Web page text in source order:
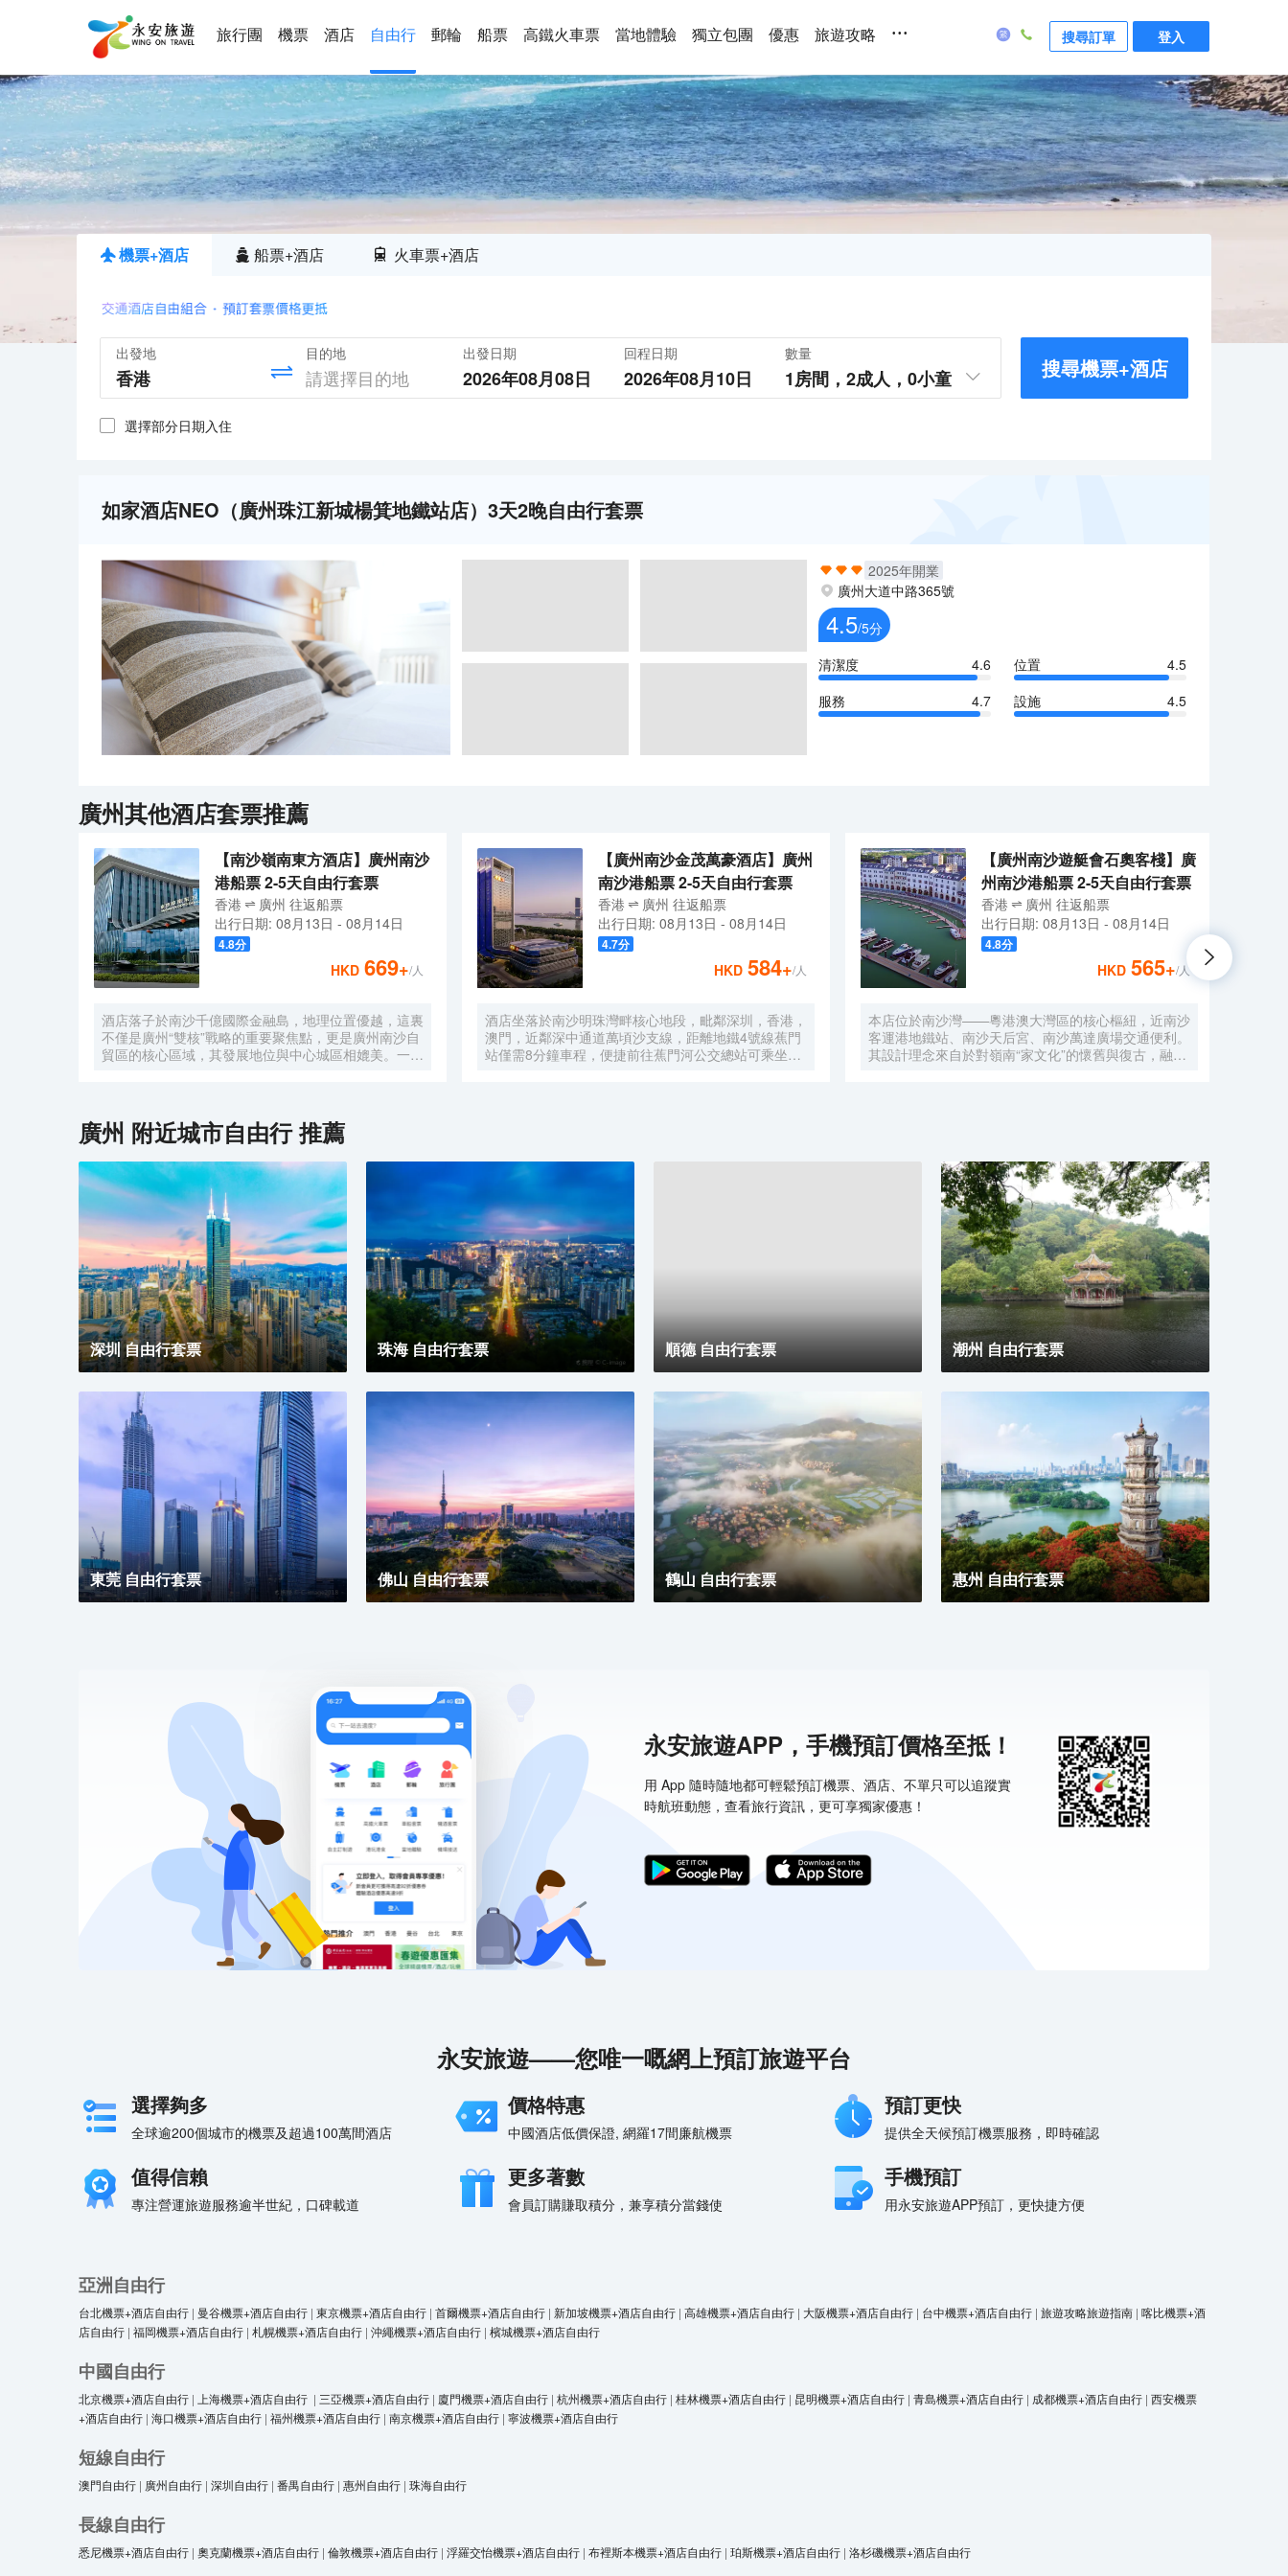
旅行團 機票 酒店 自由行 郵輪 船票 高鐵火車票 當地體驗 獨立包團 優惠 旅遊攻略 ... 搜尋訂單 登入
機票+酒店 船票+酒店 火車票+酒店
出發地 目的地 出發日期
2026年08月08日
回程日期
2026年08月10日
數量
1房間， 2成人， 0小童 搜尋機票+酒店
選擇部分日期入住
如家酒店NEO（廣州珠江新城楊箕地鐵站店）3天2晚自由行套票
2025年開業
廣州大道中路365號
4.5/5分
清潔度
4.6 位置
4.5
服務
4.7 設施 4.5
廣州其他酒店套票推薦
【南沙嶺南東方酒店】廣州南沙
港船票 2-5天自由行套票
香港 廣州 往返船票
出行日期: 08月13日 - 08月14日
4.8分
HKD 669+/人
酒店落子於南沙千億國際金融島，地理位置優越，這裏
不僅是廣州“雙核”戰略的重要聚焦點，更是廣州南沙自
貿區的核心區域，其發展地位與中心城區相媲美。一小
含西式願景——Amazing（令人驚歎），
Astonishing（令人震撼），隱含着酒店將成為南沙乃
至全球矚目的中式美學新地標的美好期許。 酒店作為
南沙國際會展中心綜合體重要組成部分，以“木棉花
開，鴻翔海絲”之設計理念，以大灣區金融新地標之姿
態，締造南沙“立足灣區、協同港澳、面向世界”的實踐
範本。
【廣州南沙金茂萬豪酒店】廣州
南沙港船票 2-5天自由行套票
香港 廣州 往返船票
出行日期: 08月13日 - 08月14日
4.7分
HKD 584+/人
酒店坐落於南沙明珠灣畔核心地段，毗鄰深圳，香港，
澳門，近鄰深中通道萬頃沙支線，距離地鐵4號線蕉門
站僅需8分鐘車程，便捷前往蕉門河公交總站可乘坐機
代經典與優雅，滿足休閒賓客對在地文化的探索與體
驗。配備粵式風味的林苑中餐廳、中西結合的漁人碼頭
珍饈美饌。酒店擁有馬丁叔叔的農場，小朋友們可盡情
與小動物們互動亦或參與馬丁叔叔課堂，共度愉快的親
子時光。同時，酒店擁有1,600平方米的宴會及會議場
地以及寬敞的戶外草坪，可滿足不同的會議及宴會需
求，無論商務出行亦或休閒旅遊期待與您共赴南沙，遇
見另一種可能。
【廣州南沙遊艇會石奧客棧】廣
州南沙港船票 2-5天自由行套票
香港 廣州 往返船票
出行日期: 08月13日 - 08月14日
4.8分
HKD 565+/人
本店位於南沙灣——粵港澳大灣區的核心樞紐，近南沙
客運港地鐵站、南沙天后宮、南沙萬達廣場交通便利。
其設計理念來自於對嶺南“家文化”的懷舊與復古，融合
室，主要提供早餐、茶點、飲品、簡餐等服務；同時亦
與中國大陸獲得“五金錨”獎的南沙遊艇會提供宴會/婚
宴/會議、中西式餐飲、遊艇觀光/租賃、帆船租賃/體
驗、遊艇帆船駕證考取等不同種服務功能，打造出一種
特色的休閒度假空間。
廣州 附近城市自由行 推薦
深圳 自由行套票 珠海 自由行套票 順德 自由行套票 潮州 自由行套票
東莞 自由行套票 佛山 自由行套票 鶴山 自由行套票 惠州 自由行套票
永安旅遊APP，手機預訂價格至抵！
用 App 隨時隨地都可輕鬆預訂機票、酒店、不單只可以追蹤實
時航班動態，查看旅行資訊，更可享獨家優惠！
永安旅遊——您唯一嘅網上預訂旅遊平台
選擇夠多
全球逾200個城市的機票及超過100萬間酒店
價格特惠
中國酒店低價保證, 網羅17間廉航機票
預訂更快
提供全天候預訂機票服務，即時確認
值得信賴
專注營運旅遊服務逾半世紀，口碑載道
更多著數
會員訂購賺取積分，兼享積分當錢使
手機預訂
用永安旅遊APP預訂，更快捷方便
亞洲自由行
台北機票+酒店自由行 | 曼谷機票+酒店自由行 | 東京機票+酒店自由行 | 首爾機票+酒店自由行 | 新加坡機票+酒店自由行 | 高雄機票+酒店自由行 | 大阪機票+酒店自由行 | 台中機票+酒店自由行 | 旅遊攻略旅遊指南 | 喀比機票+酒
店自由行 | 福岡機票+酒店自由行 | 札幌機票+酒店自由行 | 沖繩機票+酒店自由行 | 檳城機票+酒店自由行
中國自由行
北京機票+酒店自由行 | 上海機票+酒店自由行 | 三亞機票+酒店自由行 | 廈門機票+酒店自由行 | 杭州機票+酒店自由行 | 桂林機票+酒店自由行 | 昆明機票+酒店自由行 | 青島機票+酒店自由行 | 成都機票+酒店自由行 | 西安機票
+酒店自由行 | 海口機票+酒店自由行 | 福州機票+酒店自由行 | 南京機票+酒店自由行 | 寧波機票+酒店自由行
短線自由行
澳門自由行 | 廣州自由行 | 深圳自由行 | 番禺自由行 | 惠州自由行 | 珠海自由行
長線自由行
悉尼機票+酒店自由行 | 奧克蘭機票+酒店自由行 | 倫敦機票+酒店自由行 | 浮羅交怡機票+酒店自由行 | 布裡斯本機票+酒店自由行 | 珀斯機票+酒店自由行 | 洛杉磯機票+酒店自由行